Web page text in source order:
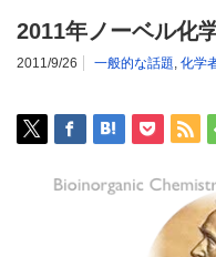
2011年ノーベル化
2011/9/26 一般的な話題, 化学